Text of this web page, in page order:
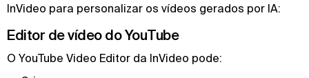
InVideo para personalizar os vídeos gerados por IA:
Editor de vídeo do YouTube
O YouTube Video Editor da InVideo pode: